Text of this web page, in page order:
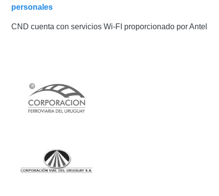
personales
CND cuenta con servicios Wi-FI proporcionado por Antel